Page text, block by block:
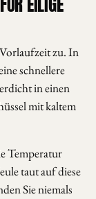
zu. In
schnellere
in einen
mit kaltem
Temperatur
taut auf diese
Sie niemals